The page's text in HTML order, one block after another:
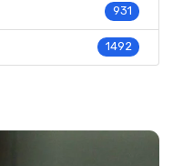
931
1492